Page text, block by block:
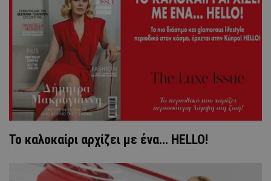
Το καλοκαίρι αρχίζει με ένα… HELLO!